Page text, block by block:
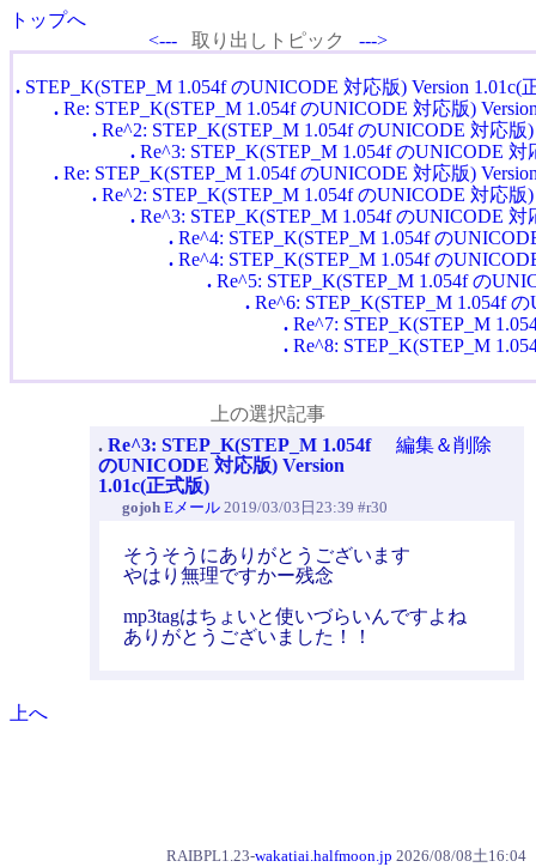
トップへ
<---
取り出しトピック --->
. STEP_K(STEP_M 1.054f のUNICODE 対応版) Version 1.01c(
. Re: STEP_K(STEP_M 1.054f のUNICODE 対応版)
. Re^2: STEP_K(STEP_M 1.054f のUNICODE 対応版
. Re^3: STEP_K(STEP_M 1.054f のUNICODE 対
. Re: STEP_K(STEP_M 1.054f のUNICODE 対応版)
. Re^2: STEP_K(STEP_M 1.054f のUNICODE 対応版
. Re^3: STEP_K(STEP_M 1.054f のUNICODE 対
. Re^4: STEP_K(STEP_M 1.054f の
. Re^4: STEP_K(STEP_M 1.054f の
. Re^5: STEP_K(STEP_M 1.054f の
. Re^6: STEP_K(STEP_M 1.054f
. Re^7: STEP_K(STEP_M
. Re^8: STEP_K(STEP_M
上の選択記事
. Re^3: STEP_K(STEP_M 1.054f
のUNICODE 対応版) Version
1.01c(正式版)
gojoh Eメール 2019/03/03日23:39 #r30
編集＆削除
そうそうにありがとうございます
やはり無理ですかー残念
mp3tagはちょいと使いづらいんですよね
ありがとうございました！！
上へ
RAIBPL1.23-wakatiai.halfmoon.jp 2026/08/08土16:04